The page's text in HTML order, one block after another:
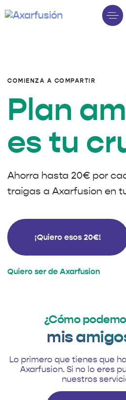
COMIENZA A COMPARTIR
Plan
es tu
Ahorra hasta 20€ por
traigas a Axarfusion en
¡Quiero esos 20€!
Quiero ser de Axarfusion
¿Cómo
mis
Lo primero que tienes que
Axarfusion. Si no lo eres
nuestros